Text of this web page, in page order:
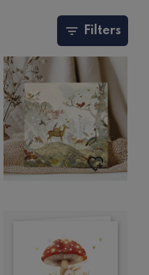
Filters